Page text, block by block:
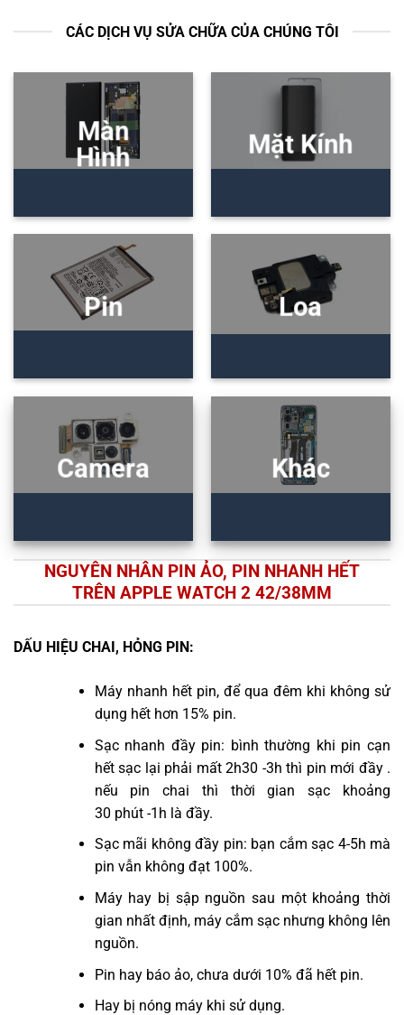
CÁC DỊCH VỤ SỬA CHỮA CỦA CHÚNG TÔI
Màn
Hình
Mặt Kính
Pin Loa
Camera Khác
NGUYÊN NHÂN PIN ẢO, PIN NHANH HẾT
TRÊN APPLE WATCH 2 42/38MM
DẤU HIỆU CHAI, HỎNG PIN:
Máy nhanh hết pin, để qua đêm khi không sử
dụng hết hơn 15% pin.
Sạc nhanh đầy pin: bình thường khi pin cạn
hết sạc lại phải mất 2h30 -3h thì pin mới đầy .
nếu pin chai thì thời gian sạc khoảng
30 phút -1h là đầy.
Sạc mãi không đầy pin: bạn cắm sạc 4-5h mà
pin vẫn không đạt 100%.
Máy hay bị sập nguồn sau một khoảng thời
gian nhất định, máy cắm sạc nhưng không lên
nguồn.
Pin hay báo ảo, chưa dưới 10% đã hết pin.
Hay bị nóng máy khi sử dụng.